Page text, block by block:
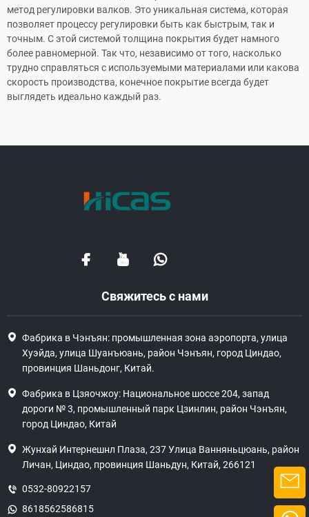
метод регулировки валков. Это уникальная система, которая
позволяет процессу регулировки быть как быстрым, так и
точным. С этой системой толщина покрытия будет намного
более равномерной. Так что, независимо от того, насколько
трудно справляться с используемыми материалами или какова
скорость производства, конечное покрытие всегда будет
выглядеть идеально каждый раз.
Свяжитесь с нами
Фабрика в Чэнъян: промышленная зона аэропорта, улица
Хуэйда, улица Шуанъюань, район Чэнъян, город Циндао,
провинция Шаньдонг, Китай.
Фабрика в Цзяочжоу: Национальное шоссе 204, запад
дороги № 3, промышленный парк Цзинлин, район Чэнъян,
город Циндао, Китай
Жунхай Интернешнл Плаза, 237 Улица Ванняньцюань, район
Личан, Циндао, провинция Шаньдун, Китай, 266121
0532-80922157
8618562586815